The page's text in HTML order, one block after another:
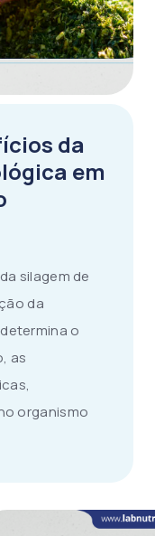
da
em
silagem de
da
o
as
organismo